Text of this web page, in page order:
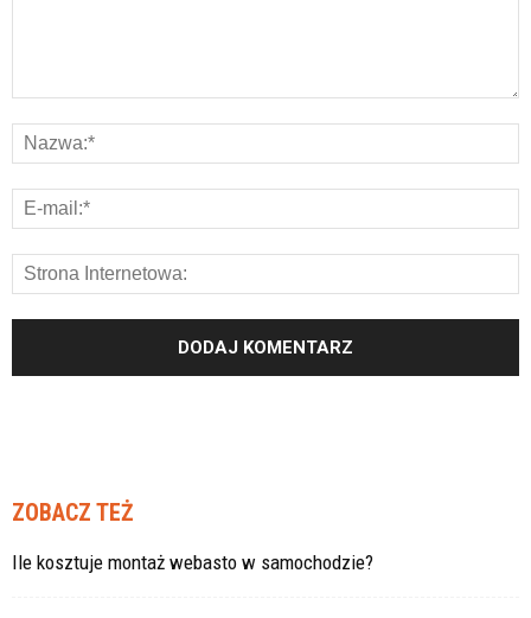
ZOBACZ TEŻ
Ile kosztuje montaż webasto w samochodzie?